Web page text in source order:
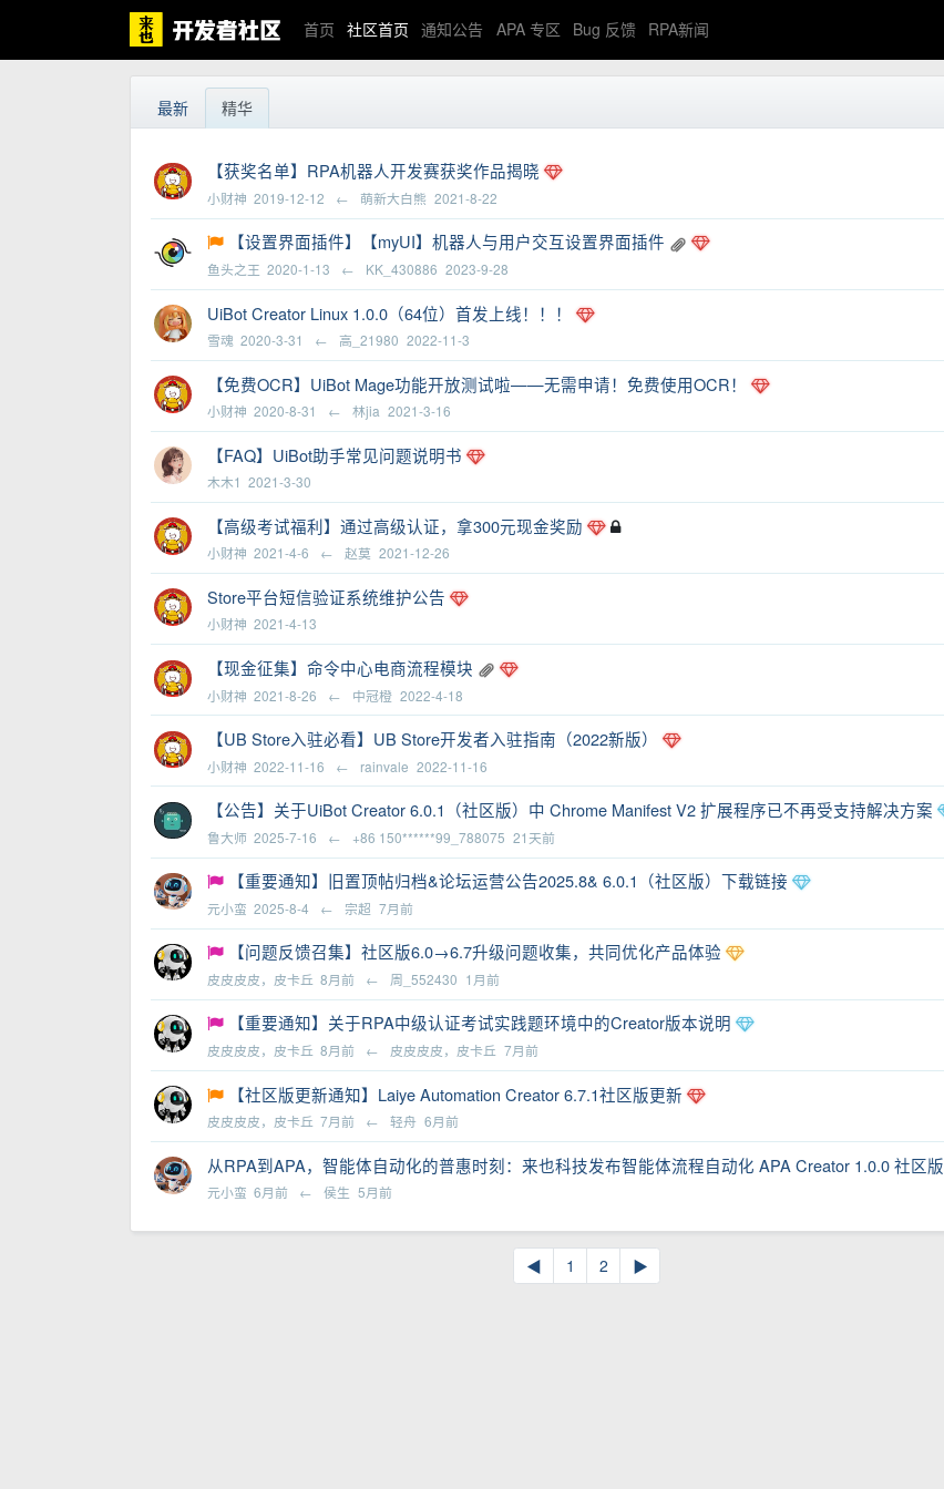
首页 社区首页 通知公告 APA 专区 Bug 反馈 RPA新闻
最新 精华
【获奖名单】RPA机器人开发赛获奖作品揭晓
小财神 2019-12-12 ← 萌新大白熊 2021-8-22
【设置界面插件】【myUI】机器人与用户交互设置界面插件
鱼头之王 2020-1-13 ← KK_430886 2023-9-28
UiBot Creator Linux 1.0.0（64位）首发上线！！！
雪魂 2020-3-31 ← 高_21980 2022-11-3
【免费OCR】UiBot Mage功能开放测试啦——无需申请！免费使用OCR！
小财神 2020-8-31 ← 林jia 2021-3-16
【FAQ】UiBot助手常见问题说明书
木木1 2021-3-30
【高级考试福利】通过高级认证，拿300元现金奖励
小财神 2021-4-6 ← 赵莫 2021-12-26
Store平台短信验证系统维护公告
小财神 2021-4-13
【现金征集】命令中心电商流程模块
小财神 2021-8-26 ← 中冠橙 2022-4-18
【UB Store入驻必看】UB Store开发者入驻指南（2022新版）
小财神 2022-11-16 ← rainvale 2022-11-16
【公告】关于UiBot Creator 6.0.1（社区版）中 Chrome Manifest V2 扩展程序已不再受支持解决方案
鲁大师 2025-7-16 ← +86 150******99_788075 21天前
【重要通知】旧置顶帖归档&论坛运营公告2025.8& 6.0.1（社区版）下载链接
元小蛮 2025-8-4 ← 宗超 7月前
【问题反馈召集】社区版6.0→6.7升级问题收集，共同优化产品体验
皮皮皮皮，皮卡丘 8月前 ← 周_552430 1月前
【重要通知】关于RPA中级认证考试实践题环境中的Creator版本说明
皮皮皮皮，皮卡丘 8月前 ← 皮皮皮皮，皮卡丘 7月前
【社区版更新通知】Laiye Automation Creator 6.7.1社区版更新
皮皮皮皮，皮卡丘 7月前 ← 轻舟 6月前
从RPA到APA，智能体自动化的普惠时刻：来也科技发布智能体流程自动化 APA Creator 1.0.0 社区版
元小蛮 6月前 ← 侯生 5月前
◀ 1 2 ▶